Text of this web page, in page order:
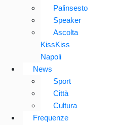
Palinsesto
Speaker
Ascolta
KissKiss
Napoli
News
Sport
Città
Cultura
Frequenze